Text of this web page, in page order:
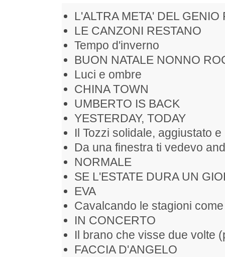
L'ALTRA META' DEL GENIO
LE CANZONI RESTANO
Tempo d'inverno
BUON NATALE NONNO
Luci e ombre
CHINA TOWN
UMBERTO IS BACK
YESTERDAY, TODAY
Il Tozzi solidale, aggiustato
Da una finestra ti vedevo
NORMALE
SE L'ESTATE DURA UN
EVA
Cavalcando le stagioni
IN CONCERTO
Il brano che visse due volte
FACCIA D'ANGELO